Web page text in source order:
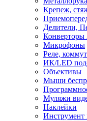
Крепеж,
Делители,
Микрофоны
Реле,
ИК/LED
Объективы
Мыши
Муляжи
Наклейки
Инструмент